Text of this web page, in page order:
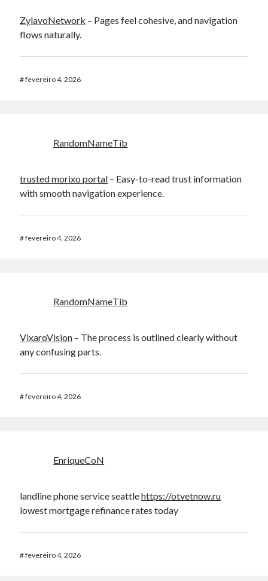
ZylavoNetwork – Pages feel cohesive, and navigation
flows naturally.
#fevereiro 4, 2026
RandomNameTib
trusted morixo portal – Easy-to-read trust information
with smooth navigation experience.
#fevereiro 4, 2026
RandomNameTib
VixaroVision – The process is outlined clearly without
any confusing parts.
#fevereiro 4, 2026
EnriqueCoN
landline phone service seattlehttps://otvetnow.ru
lowest mortgage refinance rates today
#fevereiro 4, 2026